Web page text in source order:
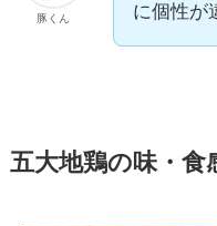
豚くん
に個性が
五大地鶏の味・食